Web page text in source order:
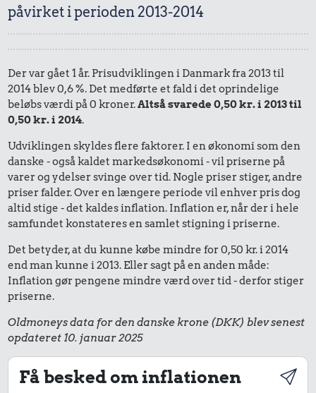
påvirket i perioden 2013-2014
Der var gået 1 år. Prisudviklingen i Danmark fra 2013 til
2014 blev 0,6 %. Det medførte et fald i det oprindelige
beløbs værdi på 0 kroner.Altså svarede 0,50 kr. i 2013 til
0,50 kr. i 2014.
Udviklingen skyldes flere faktorer. I en økonomi som den
danske - også kaldet markedsøkonomi - vil priserne på
varer og ydelser svinge over tid. Nogle priser stiger, andre
priser falder. Over en længere periode vil enhver pris dog
altid stige - det kaldes inflation. Inflation er, når der i hele
samfundet konstateres en samlet stigning i priserne.
Det betyder, at du kunne købe mindre for 0,50 kr. i 2014
end man kunne i 2013. Eller sagt på en anden måde:
Inflation gør pengene mindre værd over tid - derfor stiger
priserne.
Oldmoneys data for den danske krone (DKK) blev senest
opdateret 10. januar 2025
Få besked om inflationen